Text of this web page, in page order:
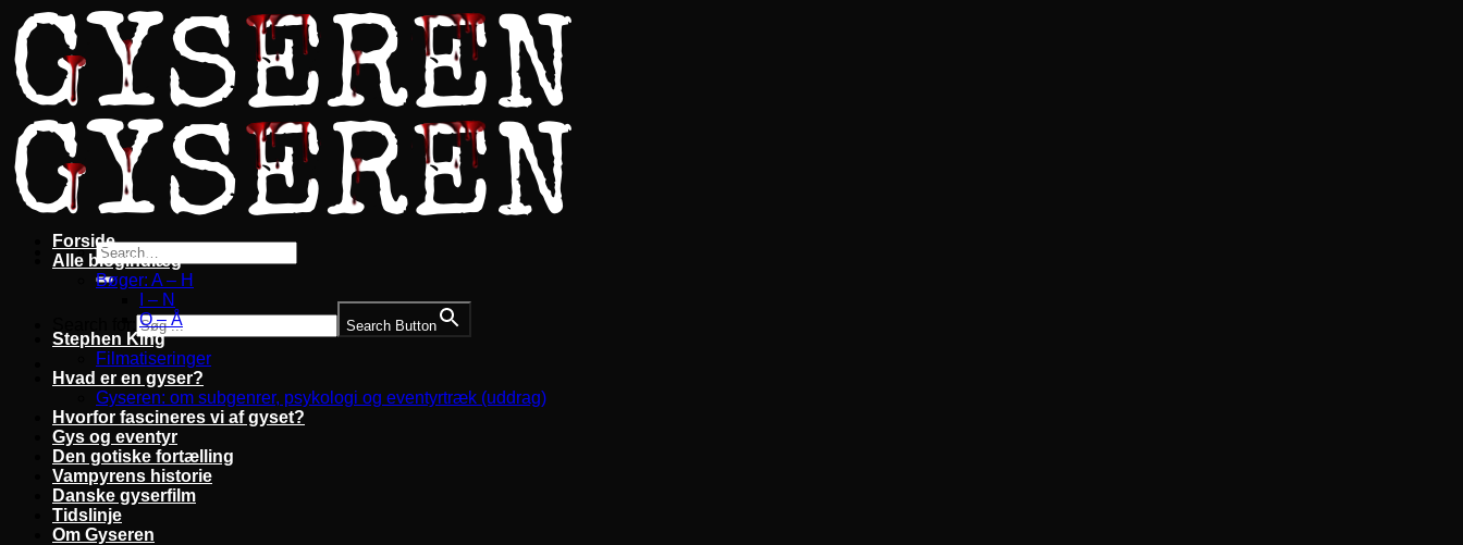
Fortsæt
til
indhold
Search Button
Forside
Alle blogindlæg
Bøger: A – H
I – N
O – Å
Stephen King
Filmatiseringer
Hvad er en gyser?
Gyseren: om subgenrer, psykologi og eventyrtræk (uddrag)
Hvorfor fascineres vi af gyset?
Gys og eventyr
Den gotiske fortælling
Vampyrens historie
Danske gyserfilm
Tidslinje
Om Gyseren